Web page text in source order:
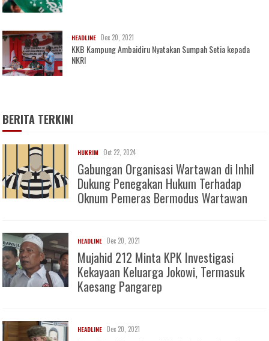
HEADLINE Dec 20, 2021
KKB Kampung Ambaidiru Nyatakan Sumpah Setia kepada
NKRI
BERITA TERKINI
HUKRIM Oct 22, 2024
Gabungan Organisasi Wartawan di Inhil
Dukung Penegakan Hukum Terhadap
Oknum Pemeras Bermodus Wartawan
HEADLINE Dec 20, 2021
Mujahid 212 Minta KPK Investigasi
Kekayaan Keluarga Jokowi, Termasuk
Kaesang Pangarep
HEADLINE Dec 20, 2021